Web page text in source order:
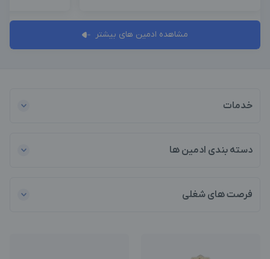
مشاهده ادمین های بیشتر
خدمات
دسته بندی ادمین ها
فرصت های شغلی